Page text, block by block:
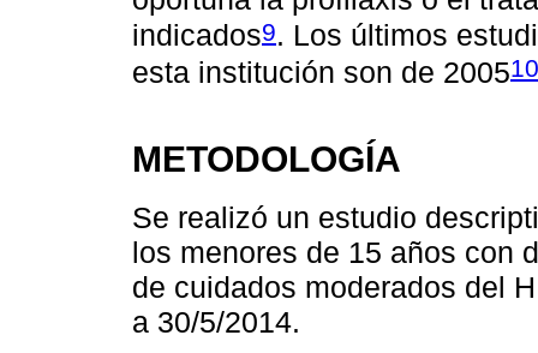
indicados9. Los últimos
esta institución son de 200510
METODOLOGÍA
Se realizó un estudio
los menores de 15 años con
de cuidados moderados del
a 30/5/2014.